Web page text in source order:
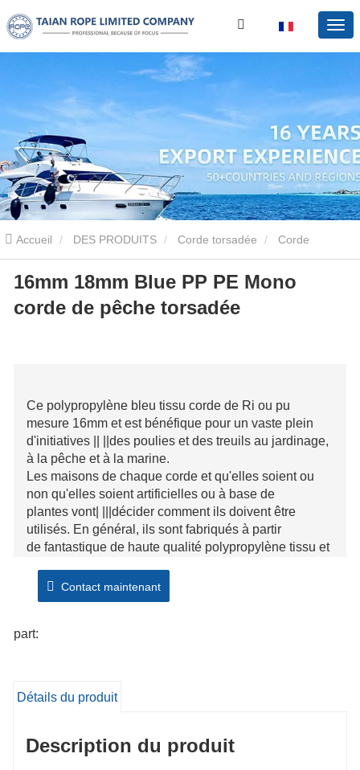
Accueil DES PRODUITS Corde torsadée Corde
torsadée PE 16mm 18mm Blue PP PE Mono corde de pêche
torsadée
16mm 18mm Blue PP PE Mono
corde de pêche torsadée
Ce polypropylène bleu tissu corde de Ri ou pu
mesure 16mm et est bénéfique pour un vaste plein
d'initiatives || ||des poulies et des treuils au jardinage,
à la pêche et à la marine.
Les maisons de chaque corde et qu'elles soient ou
non qu'elles soient artificielles ou à base de
plantes vont| |||décider comment ils doivent être
utilisés. En général, ils sont fabriqués à partir
de fantastique de haute qualité polypropylène tissu et
|||plus force. Cette corde est achetée à l'aide
du rouleau.
Contact maintenant
part:
Détails du produit
Description du produit